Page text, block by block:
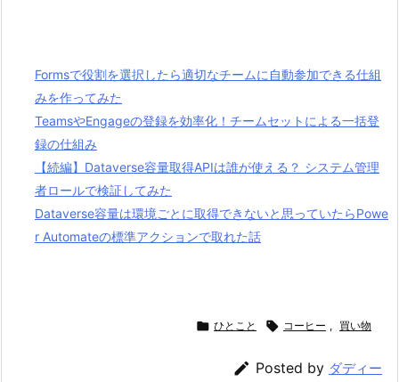
Formsで役割を選択したら適切なチームに自動参加できる仕組
みを作ってみた
TeamsやEngageの登録を効率化！チームセットによる一括登
録の仕組み
【続編】Dataverse容量取得APIは誰が使える？ システム管理
者ロールで検証してみた
Dataverse容量は環境ごとに取得できないと思っていたらPowe
r Automateの標準アクションで取れた話
 ひとこと  コーヒー , 買い物
 Posted by ダディー